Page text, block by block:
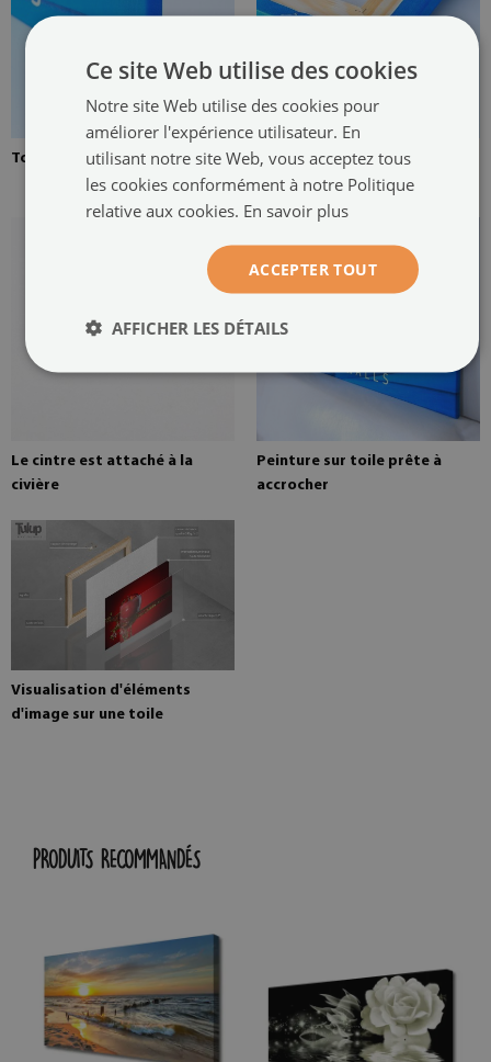
Toile tendue sur une civière
Brancard en pin pour une
peinture sur toile
Le cintre est attaché à la
civière
Peinture sur toile prête à
accrocher
Visualisation d'éléments
d'image sur une toile
PRODUITS RECOMMANDÉS
Ce site Web utilise des cookies
Notre site Web utilise des cookies pour
améliorer l'expérience utilisateur. En
utilisant notre site Web, vous acceptez tous
les cookies conformément à notre Politique
relative aux cookies. En savoir plus
ACCEPTER TOUT
AFFICHER LES DÉTAILS